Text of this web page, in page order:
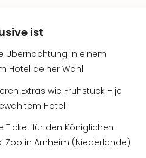
ist
Übernachtung in einem
Hotel deiner Wahl
Extras wie Frühstück – je
Hotel
Ticket für den Königlichen
Zoo in Arnheim (Niederlande)